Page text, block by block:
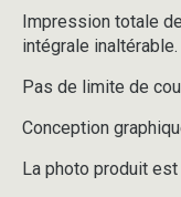
Impression totale
intégrale inaltérable.
Pas de limite de
Conception
La photo produit